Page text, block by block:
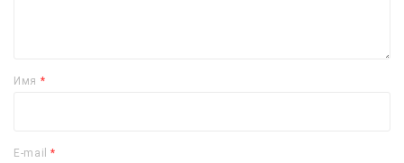
Имя *
E-mail*